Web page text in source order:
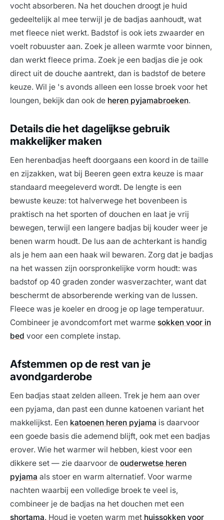
vocht absorberen. Na het douchen droogt je huid
gedeeltelijk al mee terwijl je de badjas aanhoudt, wat
met fleece niet werkt. Badstof is ook iets zwaarder en
voelt robuuster aan. Zoek je alleen warmte voor binnen,
dan werkt fleece prima. Zoek je een badjas die je ook
direct uit de douche aantrekt, dan is badstof de betere
keuze. Wil je 's avonds alleen een losse broek voor het
loungen, bekijk dan ook de heren pyjamabroeken.
Details die het dagelijkse gebruik
makkelijker maken
Een herenbadjas heeft doorgaans een koord in de taille
en zijzakken, wat bij Beeren geen extra keuze is maar
standaard meegeleverd wordt. De lengte is een
bewuste keuze: tot halverwege het bovenbeen is
praktisch na het sporten of douchen en laat je vrij
bewegen, terwijl een langere badjas bij kouder weer je
benen warm houdt. De lus aan de achterkant is handig
als je hem aan een haak wil bewaren. Zorg dat je badjas
na het wassen zijn oorspronkelijke vorm houdt: was
badstof op 40 graden zonder wasverzachter, want dat
beschermt de absorberende werking van de lussen.
Fleece was je koeler en droog je op lage temperatuur.
Combineer je avondcomfort met warme sokken voor in
bed voor een complete instap.
Afstemmen op de rest van je
avondgarderobe
Een badjas staat zelden alleen. Trek je hem aan over
een pyjama, dan past een dunne katoenen variant het
makkelijkst. Een katoenen heren pyjama is daarvoor
een goede basis die ademend blijft, ook met een badjas
erover. Wie het warmer wil hebben, kiest voor een
dikkere set — zie daarvoor de ouderwetse heren
pyjama als stoer en warm alternatief. Voor warme
nachten waarbij een volledige broek te veel is,
combineer je de badjas na het douchen met een
shortama. Houd je voeten warm met huissokken voor